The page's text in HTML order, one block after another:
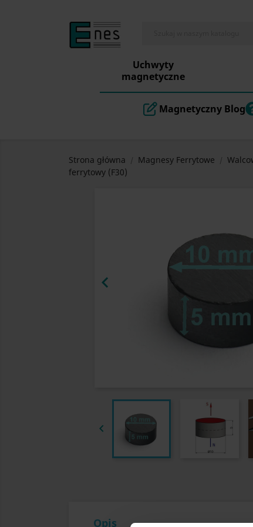
Uchwyty
magnetyczne
Magnetyczny Blog
Strona główna Magnesy Ferrytowe
ferrytowy (F30)


Opis